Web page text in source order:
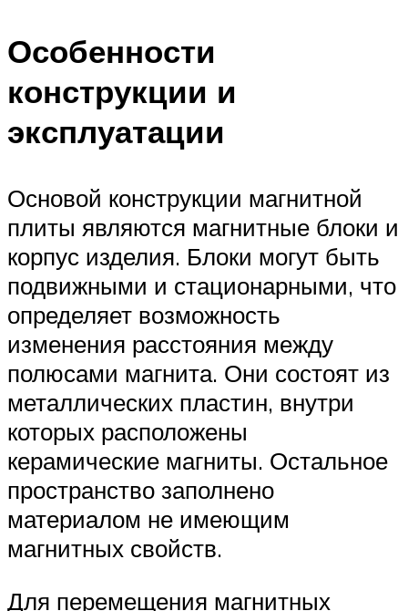
Особенности
конструкции и
эксплуатации
Основой конструкции магнитной
плиты являются магнитные блоки и
корпус изделия. Блоки могут быть
подвижными и стационарными, что
определяет возможность
изменения расстояния между
полюсами магнита. Они состоят из
металлических пластин, внутри
которых расположены
керамические магниты. Остальное
пространство заполнено
материалом не имеющим
магнитных свойств.
Для перемещения магнитных